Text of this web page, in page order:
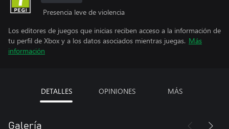
Presencia leve de violencia
Los editores de juegos que inicias reciben acceso a la información de
tu perfil de Xbox y a los datos asociados mientras juegas. Más
información
DETALLES OPINIONES MÁS
Galería